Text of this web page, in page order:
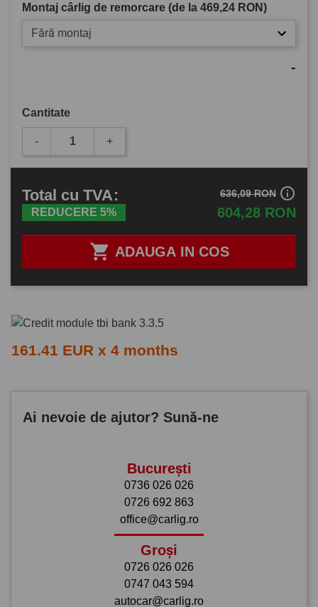
Montaj cârlig de remorcare (de la 469,24 RON)
Fără montaj
-
Cantitate
- +
 ADAUGA IN COS
Total cu TVA:
REDUCERE 5% 604,28 RON
636,09 RON info_outline
161.41 EUR x 4 months
Ai nevoie de ajutor? Sună-ne
București
0736 026 026
0726 692 863
office@carlig.ro
Groși
0726 026 026
0747 043 594
autocar@carlig.ro